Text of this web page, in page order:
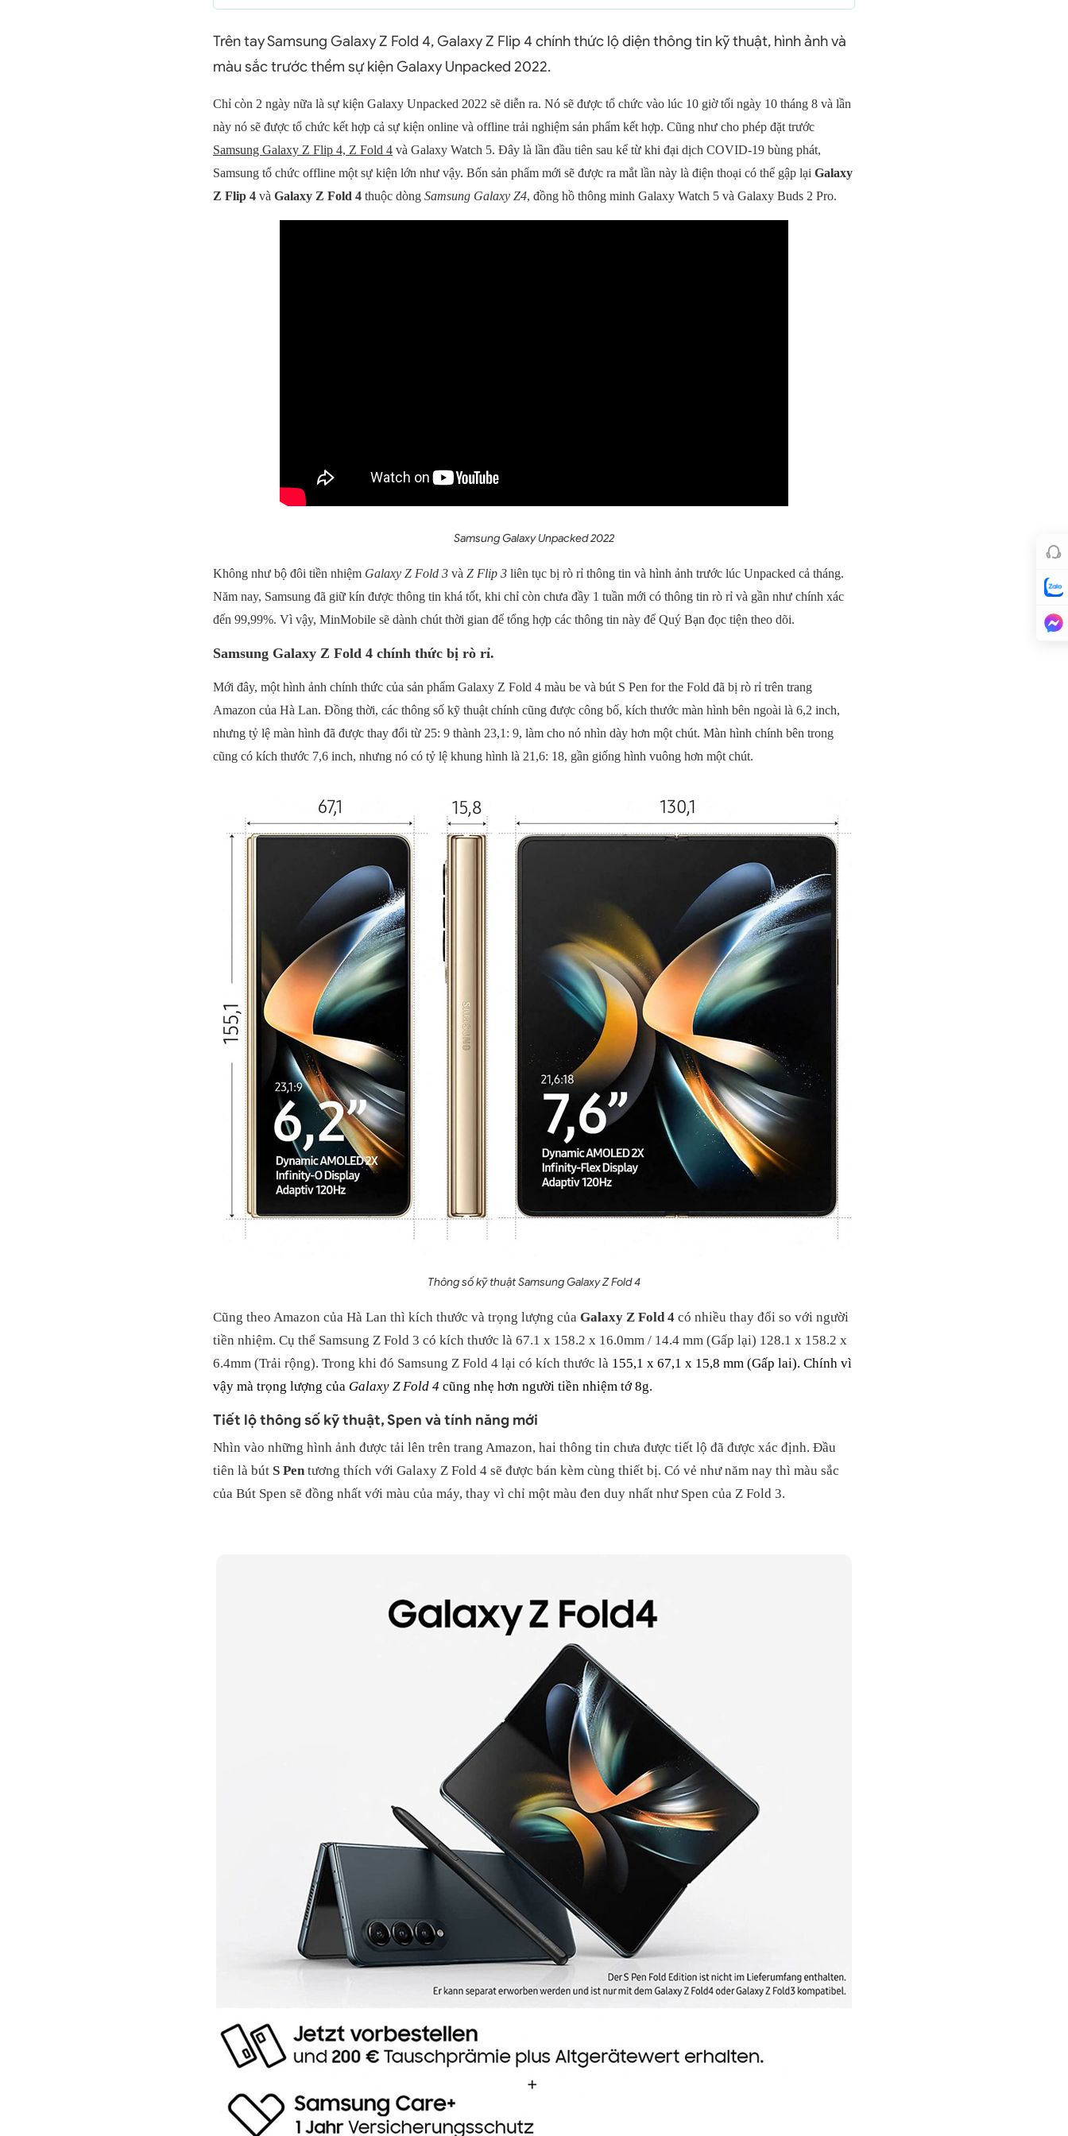
Trên tay Samsung Galaxy Z Fold 4, Galaxy Z Flip 4 chính thức lộ diện thông tin kỹ thuật, hình ảnh và
màu sắc trước thềm sự kiện Galaxy Unpacked 2022.
Chỉ còn 2 ngày nữa là sự kiện Galaxy Unpacked 2022 sẽ diễn ra. Nó sẽ được tổ chức vào lúc 10 giờ tối ngày 10 tháng 8 và lần
này nó sẽ được tổ chức kết hợp cả sự kiện online và offline trải nghiệm sản phẩm kết hợp. Cũng như cho phép đặt trước
Samsung Galaxy Z Flip 4, Z Fold 4 và Galaxy Watch 5. Đây là lần đầu tiên sau kể từ khi đại dịch COVID-19 bùng phát,
Samsung tổ chức offline một sự kiện lớn như vậy. Bốn sản phẩm mới sẽ được ra mắt lần này là điện thoại có thể gập lại Galaxy
Z Flip 4 và Galaxy Z Fold 4 thuộc dòng Samsung Galaxy Z4, đồng hồ thông minh Galaxy Watch 5 và Galaxy Buds 2 Pro.
Samsung Galaxy Unpacked 2022
Không như bộ đôi tiền nhiệm Galaxy Z Fold 3 và Z Flip 3 liên tục bị rò rỉ thông tin và hình ảnh trước lúc Unpacked cả tháng.
Năm nay, Samsung đã giữ kín được thông tin khá tốt, khi chỉ còn chưa đầy 1 tuần mới có thông tin rò rỉ và gần như chính xác
đến 99,99%. Vì vậy, MinMobile sẽ dành chút thời gian để tổng hợp các thông tin này để Quý Bạn đọc tiện theo dõi.
Samsung Galaxy Z Fold 4 chính thức bị rò rỉ.
Mới đây, một hình ảnh chính thức của sản phẩm Galaxy Z Fold 4 màu be và bút S Pen for the Fold đã bị rò rỉ trên trang
Amazon của Hà Lan. Đồng thời, các thông số kỹ thuật chính cũng được công bố, kích thước màn hình bên ngoài là 6,2 inch,
nhưng tỷ lệ màn hình đã được thay đổi từ 25: 9 thành 23,1: 9, làm cho nó nhìn dày hơn một chút. Màn hình chính bên trong
cũng có kích thước 7,6 inch, nhưng nó có tỷ lệ khung hình là 21,6: 18, gần giống hình vuông hơn một chút.
Thông số kỹ thuật Samsung Galaxy Z Fold 4
Cũng theo Amazon của Hà Lan thì kích thước và trọng lượng của Galaxy Z Fold 4 có nhiều thay đổi so với người
tiền nhiệm. Cụ thể Samsung Z Fold 3 có kích thước là 67.1 x 158.2 x 16.0mm / 14.4 mm (Gấp lại) 128.1 x 158.2 x
6.4mm (Trải rộng). Trong khi đó Samsung Z Fold 4 lại có kích thước là 155,1 x 67,1 x 15,8 mm (Gấp lai). Chính vì
vậy mà trọng lượng của Galaxy Z Fold 4 cũng nhẹ hơn người tiền nhiệm tớ 8g.
Tiết lộ thông số kỹ thuật, Spen và tính năng mới
Nhìn vào những hình ảnh được tải lên trên trang Amazon, hai thông tin chưa được tiết lộ đã được xác định. Đầu
tiên là bút S Pentương thích với Galaxy Z Fold 4 sẽ được bán kèm cùng thiết bị. Có vẻ như năm nay thì màu sắc
của Bút Spen sẽ đồng nhất với màu của máy, thay vì chỉ một màu đen duy nhất như Spen của Z Fold 3.